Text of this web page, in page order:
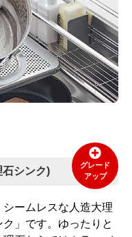
シンク)
グレード
アップ
ームレスな人造大理
」です。ゆったりと